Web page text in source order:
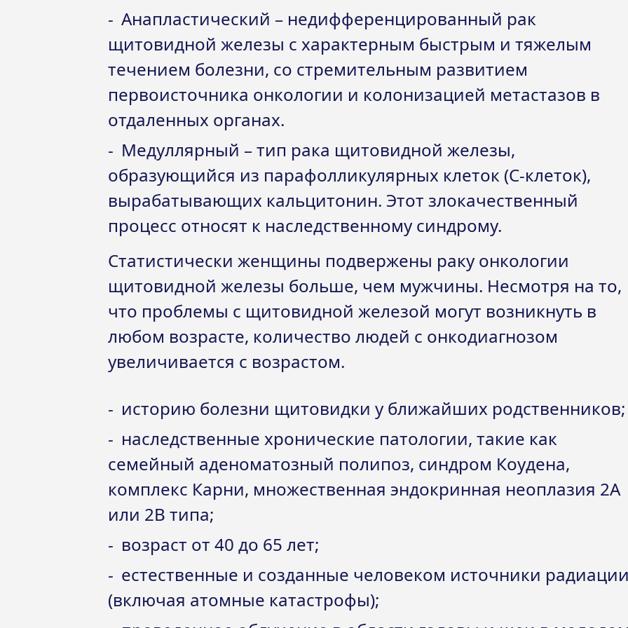
Анапластический – недифференцированный рак
щитовидной железы с характерным быстрым и тяжелым
течением болезни, со стремительным развитием
первоисточника онкологии и колонизацией метастазов в
отдаленных органах.
Медуллярный – тип рака щитовидной железы,
образующийся из парафолликулярных клеток (С-клеток),
вырабатывающих кальцитонин. Этот злокачественный
процесс относят к наследственному синдрому.
Статистически женщины подвержены раку онкологии
щитовидной железы больше, чем мужчины. Несмотря на то,
что проблемы с щитовидной железой могут возникнуть в
любом возрасте, количество людей с онкодиагнозом
увеличивается с возрастом.
историю болезни щитовидки у ближайших родственников;
наследственные хронические патологии, такие как
семейный аденоматозный полипоз, синдром Коудена,
комплекс Карни, множественная эндокринная неоплазия 2А
или 2В типа;
возраст от 40 до 65 лет;
естественные и созданные человеком источники
(включая атомные катастрофы);